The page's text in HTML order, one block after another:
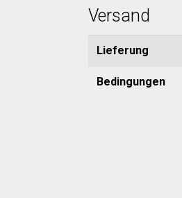
Versand
Lieferung
Bedingungen